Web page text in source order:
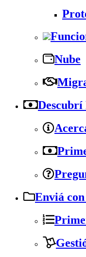
Nube
Descubrí
Enviá